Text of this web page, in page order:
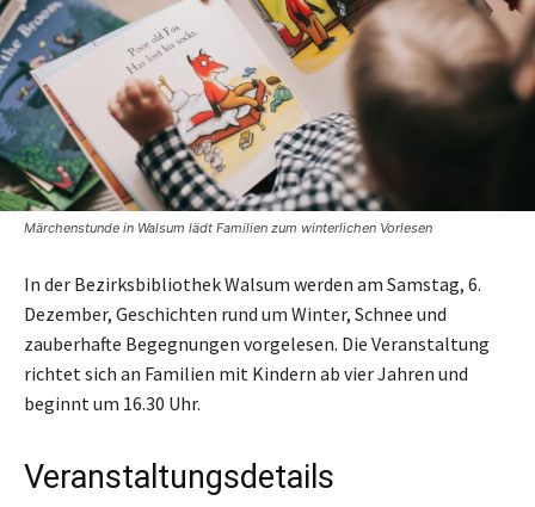
Märchenstunde in Walsum lädt Familien zum winterlichen Vorlesen
In der Bezirksbibliothek Walsum werden am Samstag, 6.
Dezember, Geschichten rund um Winter, Schnee und
zauberhafte Begegnungen vorgelesen. Die Veranstaltung
richtet sich an Familien mit Kindern ab vier Jahren und
beginnt um 16.30 Uhr.
Veranstaltungsdetails